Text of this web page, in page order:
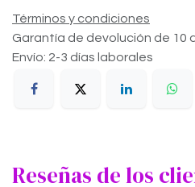
Términos y condiciones
Garantía de devolución de 10
Envío: 2-3 días laborales
Reseñas de los